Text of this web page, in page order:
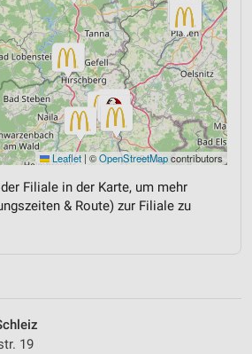
Leaflet | ©OpenStreetMapcontributors
Filiale in der Karte, um mehr
& Route) zur Filiale zu
19